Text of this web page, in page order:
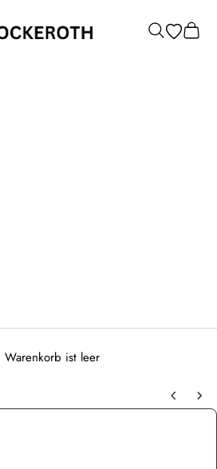
Onlineshop
Suchen
Warenkorb ist leer
to navigate through product